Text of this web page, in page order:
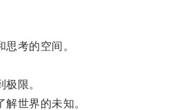
考的空间。
限。
世界的未知。